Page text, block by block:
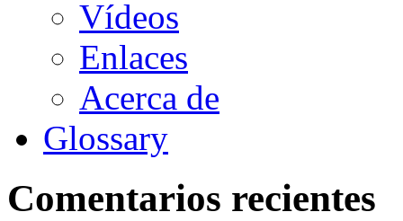
Vídeos
Enlaces
Acerca de
Glossary
Comentarios recientes